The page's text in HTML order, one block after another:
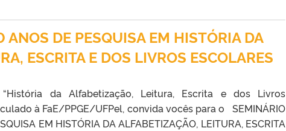
DE PESQUISA EM HISTÓRIA DA
ESCRITA E DOS LIVROS ESCOLARES
da Alfabetização, Leitura, Escrita e dos Livros
à FaE/PPGE/UFPel, convida vocês para o SEMINÁRIO
EM HISTÓRIA DA ALFABETIZAÇÃO, LEITURA, ESCRITA